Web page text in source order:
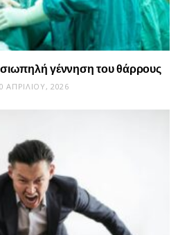
γέννηση του θάρρους
ΑΠΡΙΛΊΟΥ, 2026